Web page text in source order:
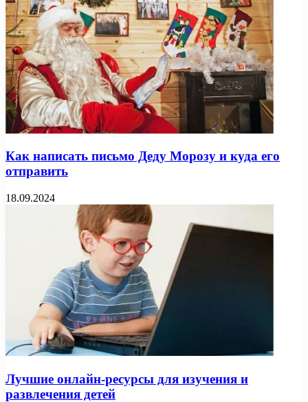
Как написать письмо Деду Морозу и куда его
отправить
18.09.2024
Лучшие онлайн-ресурсы для изучения и
развлечения детей